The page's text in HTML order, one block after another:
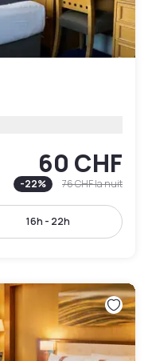
60 CHF
-22% 76 CHFla nuit
16h - 22h